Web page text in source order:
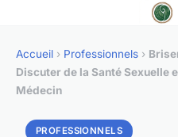
Accueil › Professionnels ›
Discuter de la Santé Sexuelle
Médecin
PROFESSIONNELS